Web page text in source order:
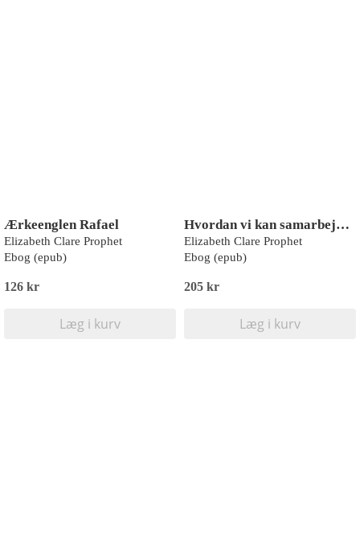
Ærkeenglen Rafael
Elizabeth Clare Prophet
Ebog (epub)
126 kr
Læg i kurv
Hvordan vi kan samarbejde med englene
Elizabeth Clare Prophet
Ebog (epub)
205 kr
Læg i kurv